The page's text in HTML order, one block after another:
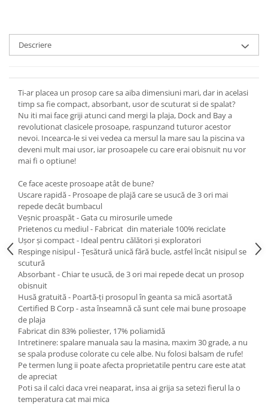
Descriere
Ti-ar placea un prosop care sa aiba dimensiuni mari, dar in acelasi
timp sa fie compact, absorbant, usor de scuturat si de spalat?
Nu iti mai face griji atunci cand mergi la plaja, Dock and Bay a
revolutionat clasicele prosoape, raspunzand tuturor acestor
nevoi. Incearca-le si vei vedea ca mersul la mare sau la piscina va
deveni mult mai usor, iar prosoapele cu care erai obisnuit nu vor
mai fi o optiune!
Ce face aceste prosoape atât de bune?
Uscare rapidă - Prosoape de plajă care se usucă de 3 ori mai
repede decât bumbacul
Veșnic proaspăt - Gata cu mirosurile umede
Prietenos cu mediul - Fabricat din materiale 100% reciclate
Ușor și compact - Ideal pentru călători și exploratori
Respinge nisipul - Țesătură unică fără bucle, astfel încât nisipul se
scutură
Absorbant - Chiar te usucă, de 3 ori mai repede decat un prosop
obisnuit
Husă gratuită - Poartă-ți prosopul în geanta sa mică asortată
Certified B Corp - asta înseamnă că sunt cele mai bune prosoape
de plaja
Fabricat din 83% poliester, 17% poliamidă
Intretinere: spalare manuala sau la masina, maxim 30 grade, a nu
se spala produse colorate cu cele albe. Nu folosi balsam de rufe!
Pe termen lung ii poate afecta proprietatile pentru care este atat
de apreciat
Poti sa il calci daca vrei neaparat, insa ai grija sa setezi fierul la o
temperatura cat mai mica